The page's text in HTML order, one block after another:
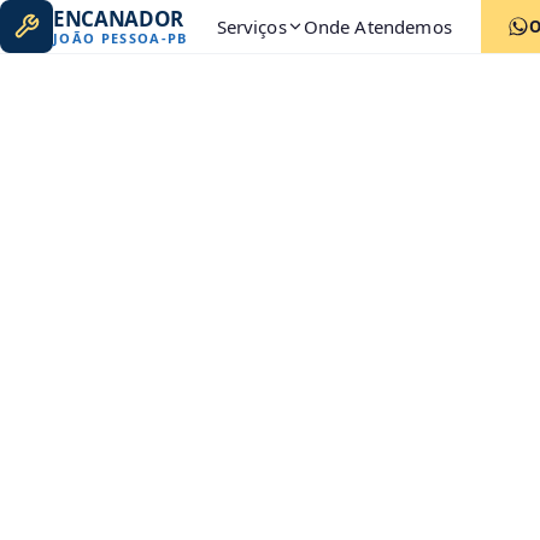
ENCANADOR
JOÃO PESSOA-PB Serviços Onde Atendemos